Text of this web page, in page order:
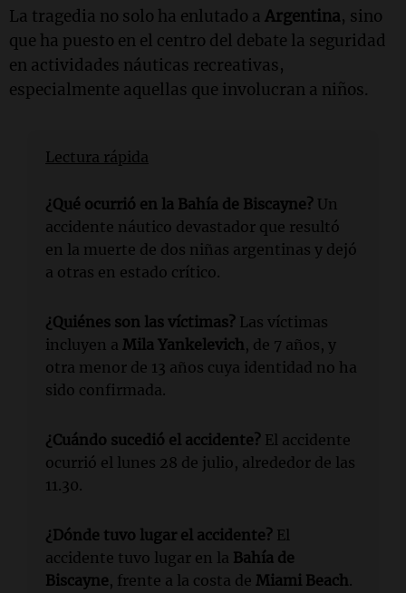
La tragedia no solo ha enlutado a Argentina, sino
que ha puesto en el centro del debate la seguridad
en actividades náuticas recreativas,
especialmente aquellas que involucran a niños.
Lectura rápida
¿Qué ocurrió en la Bahía de Biscayne? Un
accidente náutico devastador que resultó
en la muerte de dos niñas argentinas y dejó
a otras en estado crítico.
¿Quiénes son las víctimas? Las víctimas
incluyen a Mila Yankelevich, de 7 años, y
otra menor de 13 años cuya identidad no ha
sido confirmada.
¿Cuándo sucedió el accidente? El accidente
ocurrió el lunes 28 de julio, alrededor de las
11.30.
¿Dónde tuvo lugar el accidente? El
accidente tuvo lugar en la Bahía de
Biscayne, frente a la costa de Miami Beach.